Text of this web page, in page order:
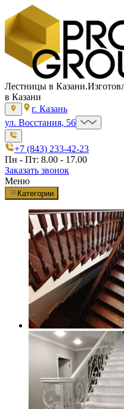
Лестницы в Казани.
в Казани
г. Казань
ул. Восстания, 56
+7 (843) 233-42-23
Пн - Пт: 8.00 - 17.00
Заказать звонок
Меню
Категории